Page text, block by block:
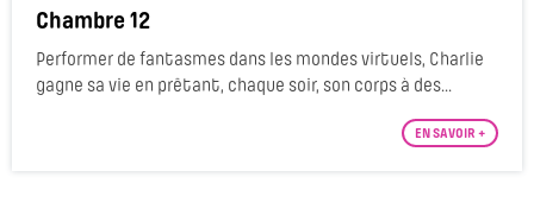
Chambre 12
Performer de fantasmes dans les mondes virtuels, Charlie
gagne sa vie en prêtant, chaque soir, son corps à des...
EN SAVOIR +